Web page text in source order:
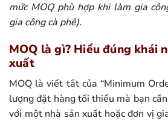
mức MOQ phù hợp khi làm gia
gia công cà phê).
MOQ là gì? Hiểu đúng khái
xuất
MOQ là viết tắt của “Minimum
lượng đặt hàng tối thiểu mà bạn
với một nhà sản xuất hoặc đơn vị